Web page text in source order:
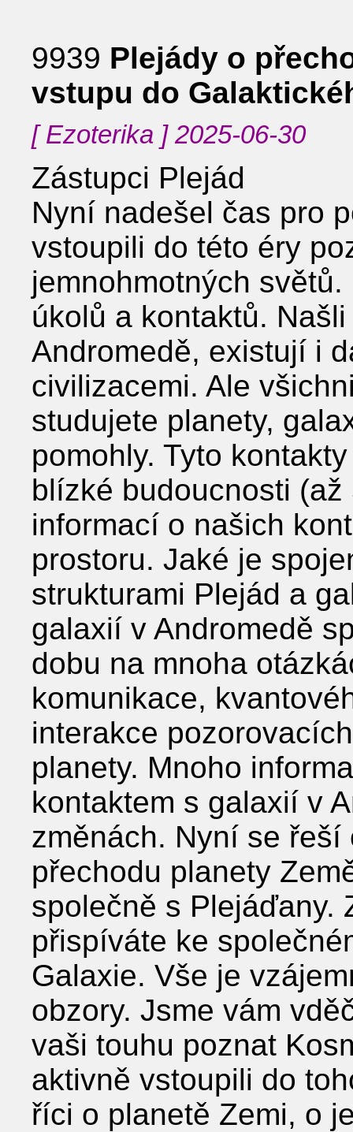
9939 Plejády o
vstupu do
[ Ezoterika ] 2025-06-30
Zástupci Plejád
Nyní nadešel čas pro
vstoupili do této éry
jemnohmotných
úkolů a kontaktů.
Andromedě, existují i
civilizacemi. Ale
studujete planety,
pomohly. Tyto
blízké budoucnosti
informací o našich
prostoru. Jaké je
strukturami Plejád a
galaxií v Andromedě
dobu na mnoha
komunikace,
interakce
planety. Mnoho
kontaktem s galaxií v
změnách. Nyní se
přechodu planety
společně s Plejáďany.
přispíváte ke
Galaxie. Vše je
obzory. Jsme vám
vaši touhu poznat
aktivně vstoupili do
říci o planetě Zemi, o